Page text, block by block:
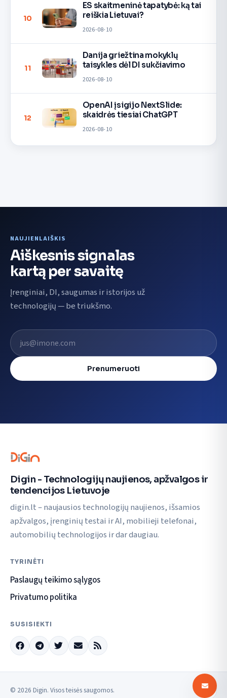
10
ES skaitmeninė tapatybė: ką tai
reiškia Lietuvai?
2026-08-10
11
Danija griežtina mokyklų
taisykles dėl DI sukčiavimo
2026-08-10
12
OpenAI įsigijo NextSlide:
skaidrės tiesiai ChatGPT
2026-08-10
NAUJIENLAIŠKIS
Aiškesnis signalas
kartą per savaitę
Įrenginiai, DI, saugumas ir istorijos už
technologijų — be triukšmo.
El. pašto adresas
Prenumeruoti
Digin - Technologijų naujienos, apžvalgos ir
tendencijos Lietuvoje
digin.lt – naujausios technologijų naujienos, išsamios
apžvalgos, įrenginių testai ir AI, mobilieji telefonai,
automobilių technologijos ir dar daugiau.
TYRINĖTI
Paslaugų teikimo sąlygos
Privatumo politika
SUSISIEKTI
© 2026 Digin. Visos teisės saugomos.